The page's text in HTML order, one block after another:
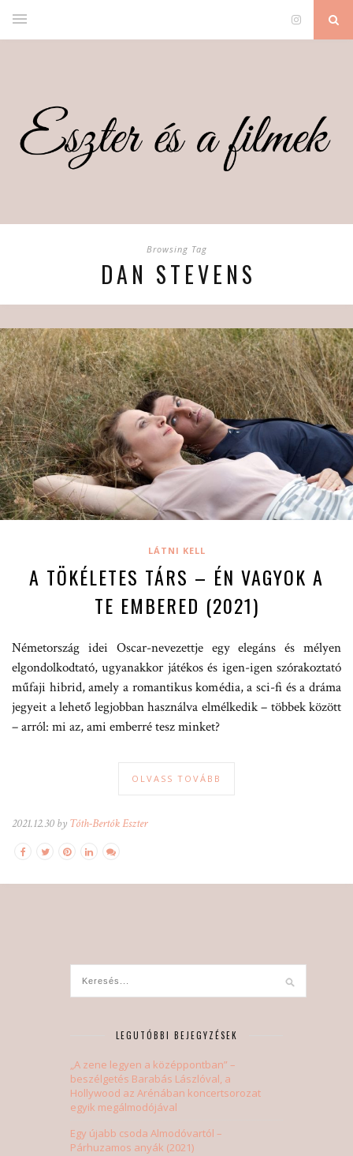
Browsing Tag
DAN STEVENS
LÁTNI KELL
A TÖKÉLETES TÁRS – ÉN VAGYOK A
TE EMBERED (2021)
Németország idei Oscar-nevezettje egy elegáns és mélyen
elgondolkodtató, ugyanakkor játékos és igen-igen szórakoztató
műfaji hibrid, amely a romantikus komédia, a sci-fi és a dráma
jegyeit a lehető legjobban használva elmélkedik – többek között
– arról: mi az, ami emberré tesz minket?
OLVASS TOVÁBB
2021.12.30 by Tóth-Bertók Eszter
LEGUTÓBBI BEJEGYZÉSEK
„A zene legyen a középpontban” –
beszélgetés Barabás Lászlóval, a
Hollywood az Arénában koncertsorozat
egyik megálmodójával
Egy újabb csoda Almodóvartól –
Párhuzamos anyák (2021)